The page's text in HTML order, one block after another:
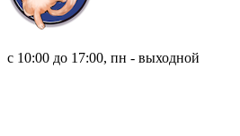
с 10:00 до 17:00, пн - выходной